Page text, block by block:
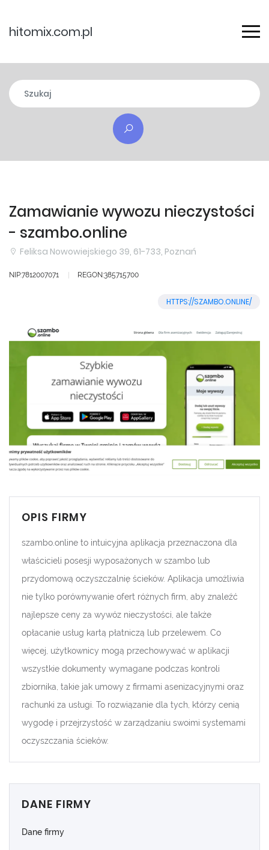
hitomix.com.pl
Zamawianie wywozu nieczystości
- szambo.online
Feliksa Nowowiejskiego 39, 61-733, Poznań
NIP:7812007071 REGON:385715700
HTTPS://SZAMBO.ONLINE/
OPIS FIRMY
szambo.online to intuicyjna aplikacja przeznaczona dla
właścicieli posesji wyposażonych w szambo lub
przydomową oczyszczalnię ścieków. Aplikacja umożliwia
nie tylko porównywanie ofert różnych firm, aby znaleźć
najlepsze ceny za wywóz nieczystości, ale także
opłacanie usług kartą płatniczą lub przelewem. Co
więcej, użytkownicy mogą przechowywać w aplikacji
wszystkie dokumenty wymagane podczas kontroli
zbiornika, takie jak umowy z firmami asenizacyjnymi oraz
rachunki za usługi. To rozwiązanie dla tych, którzy cenią
wygodę i przejrzystość w zarządzaniu swoimi systemami
oczyszczania ścieków.
DANE FIRMY
Dane firmy